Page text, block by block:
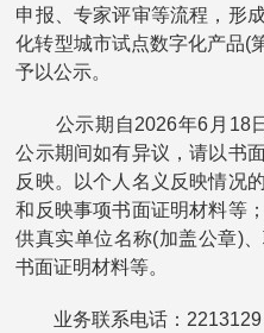
申报、专家评审等流程，形
化转型城市试点数字化产品(
予以公示。
公示期自2026年6月18日
公示期间如有异议，请以书
反映。以个人名义反映情况
和反映事项书面证明材料等
供真实单位名称(加盖公章)
书面证明材料等。
业务联系电话：2213129